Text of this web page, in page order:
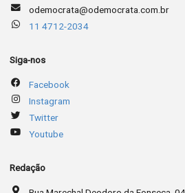
odemocrata@odemocrata.com.br
11 4712-2034
Siga-nos
Facebook
Instagram
Twitter
Youtube
Redação